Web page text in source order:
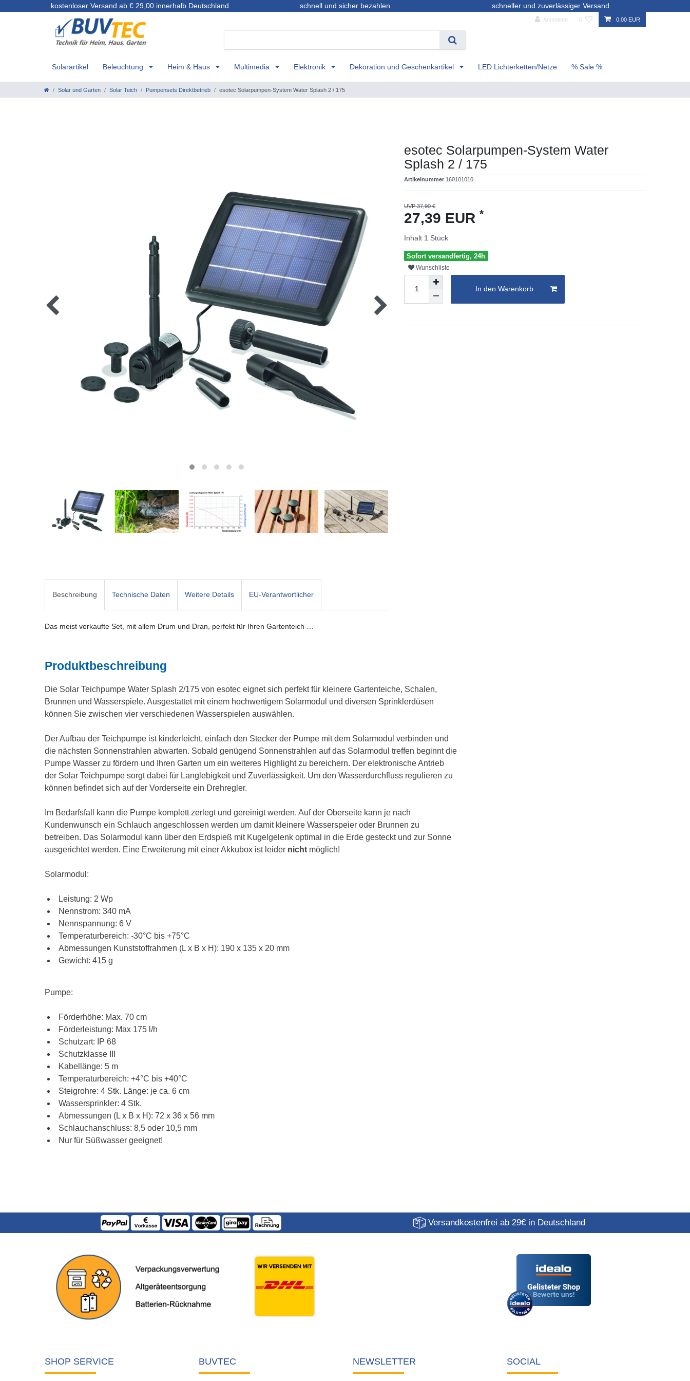
kostenloser Versand ab € 29,00 innerhalb Deutschland schnell und sicher bezahlen schneller und zuverlässiger Versand
Anmelden 0 0,00 EUR
Solarartikel Beleuchtung Heim & Haus Multimedia Elektronik Dekoration und Geschenkartikel LED Lichterketten/Netze % Sale %
Solar und Garten Solar Teich Pumpensets Direktbetrieb esotec Solarpumpen-System Water Splash 2 / 175
esotec Solarpumpen-System Water
Splash 2 / 175
Artikelnummer 160101010
UVP 37,90 €
27,39 EUR *
Inhalt 1 Stück
Sofort versandfertig, 24h
Wunschliste
In den Warenkorb
Beschreibung Technische Daten Weitere Details EU-Verantwortlicher
Das meist verkaufte Set, mit allem Drum und Dran, perfekt für Ihren Gartenteich …
Produktbeschreibung
Die Solar Teichpumpe Water Splash 2/175 von esotec eignet sich perfekt für kleinere Gartenteiche, Schalen,
Brunnen und Wasserspiele. Ausgestattet mit einem hochwertigem Solarmodul und diversen Sprinklerdüsen
können Sie zwischen vier verschiedenen Wasserspielen auswählen.
Der Aufbau der Teichpumpe ist kinderleicht, einfach den Stecker der Pumpe mit dem Solarmodul verbinden und
die nächsten Sonnenstrahlen abwarten. Sobald genügend Sonnenstrahlen auf das Solarmodul treffen beginnt die
Pumpe Wasser zu fördern und Ihren Garten um ein weiteres Highlight zu bereichern. Der elektronische Antrieb
der Solar Teichpumpe sorgt dabei für Langlebigkeit und Zuverlässigkeit. Um den Wasserdurchfluss regulieren zu
können befindet sich auf der Vorderseite ein Drehregler.
Im Bedarfsfall kann die Pumpe komplett zerlegt und gereinigt werden. Auf der Oberseite kann je nach
Kundenwunsch ein Schlauch angeschlossen werden um damit kleinere Wasserspeier oder Brunnen zu
betreiben. Das Solarmodul kann über den Erdspieß mit Kugelgelenk optimal in die Erde gesteckt und zur Sonne
ausgerichtet werden. Eine Erweiterung mit einer Akkubox ist leider nicht möglich!
Solarmodul:
Leistung: 2 Wp
Nennstrom: 340 mA
Nennspannung: 6 V
Temperaturbereich: -30°C bis +75°C
Abmessungen Kunststoffrahmen (L x B x H): 190 x 135 x 20 mm
Gewicht: 415 g
Pumpe:
Förderhöhe: Max. 70 cm
Förderleistung: Max 175 l/h
Schutzart: IP 68
Schutzklasse III
Kabellänge: 5 m
Temperaturbereich: +4°C bis +40°C
Steigrohre: 4 Stk. Länge: je ca. 6 cm
Wassersprinkler: 4 Stk.
Abmessungen (L x B x H): 72 x 36 x 56 mm
Schlauchanschluss: 8,5 oder 10,5 mm
Nur für Süßwasser geeignet!
Versandkostenfrei ab 29€ in Deutschland
SHOP SERVICE BUVTEC NEWSLETTER SOCIAL